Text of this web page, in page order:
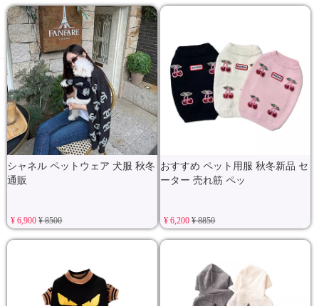
シャネル ペットウェア 犬服 秋冬
通販
¥ 6,900¥ 8500
おすすめ ペット用服 秋冬新品 セ
ーター 売れ筋 ペッ
¥ 6,200¥ 8850